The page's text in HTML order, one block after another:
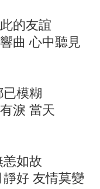
的友誼
曲 心中聽見
模糊
淚 當天
如故
好 友情莫變